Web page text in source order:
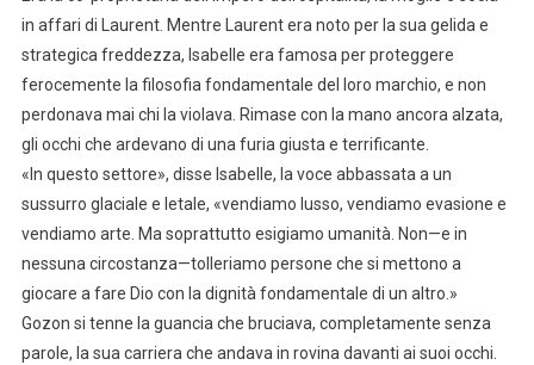
in affari di Laurent. Mentre Laurent era noto per la sua gelida e
strategica freddezza, Isabelle era famosa per proteggere
ferocemente la filosofia fondamentale del loro marchio, e non
perdonava mai chi la violava. Rimase con la mano ancora alzata,
gli occhi che ardevano di una furia giusta e terrificante.
«In questo settore», disse Isabelle, la voce abbassata a un
sussurro glaciale e letale, «vendiamo lusso, vendiamo evasione e
vendiamo arte. Ma soprattutto esigiamo umanità. Non—e in
nessuna circostanza—tolleriamo persone che si mettono a
giocare a fare Dio con la dignità fondamentale di un altro.»
Gozon si tenne la guancia che bruciava, completamente senza
parole, la sua carriera che andava in rovina davanti ai suoi occhi.